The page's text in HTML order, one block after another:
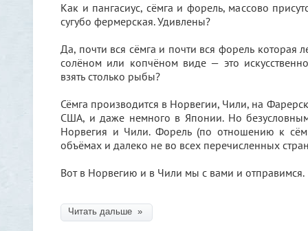
Как и пангасиус, сёмга и форель, массово
сугубо фермерская. Удивлены?
Да, почти вся сёмга и почти вся форель
солёном или копчёном виде — это
взять столько рыбы?
Сёмга производится в Норвегии, Чили, на
США, и даже немного в Японии. Но
Норвегия и Чили. Форель (по отношению к
объёмах и далеко не во всех перечисленных
Вот в Норвегию и в Чили мы с вами и отправимся.
Читать дальше »